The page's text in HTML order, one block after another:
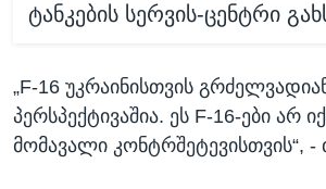
ტანკების სერვის-ცენტრი
„F-16 უკრაინისთვის
პერსპექტივაშია. ეს F-16-ები არ
მომავალი კონტრშეტევისთვის“, -